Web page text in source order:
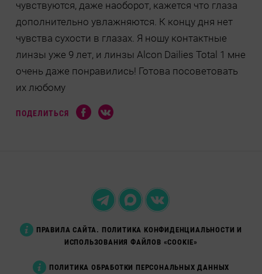
чувствуются, даже наоборот, кажется что глаза
дополнительно увлажняются. К концу дня нет
чувства сухости в глазах. Я ношу контактные
линзы уже 9 лет, и линзы Alcon Dailies Total 1 мне
очень даже понравились! Готова посоветовать
их любому
ПОДЕЛИТЬСЯ
ПРАВИЛА САЙТА. ПОЛИТИКА КОНФИДЕНЦИАЛЬНОСТИ И
ИСПОЛЬЗОВАНИЯ ФАЙЛОВ «COOKIE»
ПОЛИТИКА ОБРАБОТКИ ПЕРСОНАЛЬНЫХ ДАННЫХ